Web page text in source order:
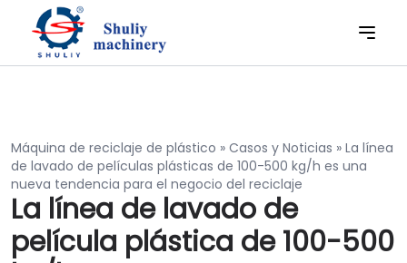
Máquina de reciclaje de plástico » Casos y Noticias » La línea
de lavado de películas plásticas de 100-500 kg/h es una
nueva tendencia para el negocio del reciclaje
La línea de lavado de
película plástica de 100-500